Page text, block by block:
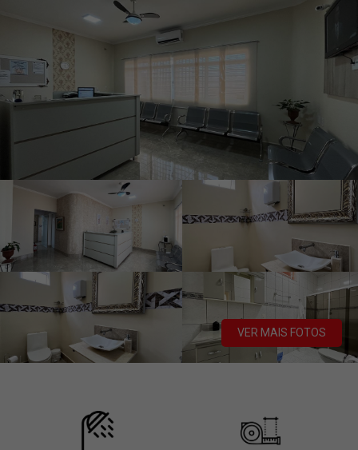
VER MAIS FOTOS